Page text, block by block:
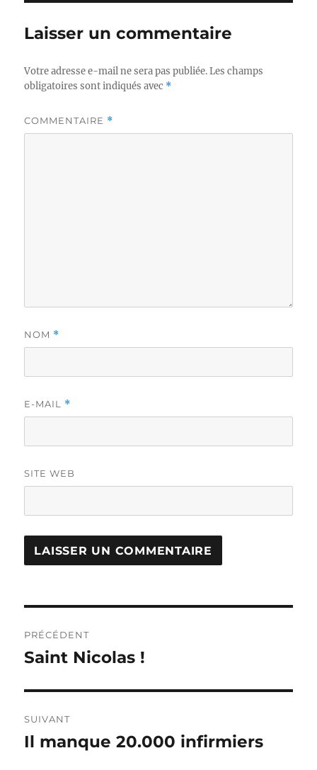
Laisser un commentaire
Votre adresse e-mail ne sera pas publiée. Les champs
obligatoires sont indiqués avec *
COMMENTAIRE *
NOM *
E-MAIL *
SITE WEB
de
PRÉCÉDENT
Publication
Saint Nicolas !
SUIVANT
Publication
Il manque 20.000 infirmiers